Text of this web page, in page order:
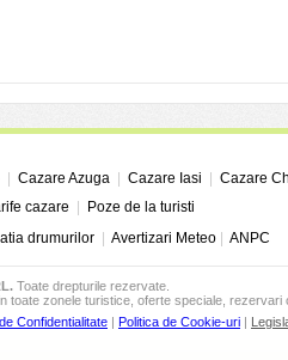
Cazare Azuga Cazare Iasi
Cazare
cazare
Poze de la turisti
drumurilor Avertizari Meteo ANPC
Toate drepturile rezervate.
toate zonele turistice, oferte speciale, rezervari
Confidentialitate | Politica de Cookie-uri |